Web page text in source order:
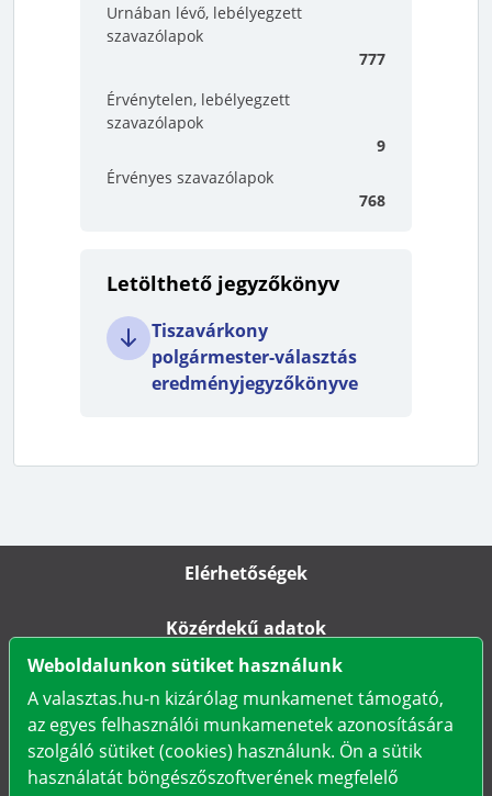
Urnában lévő, lebélyegzett
szavazólapok
777
Érvénytelen, lebélyegzett
szavazólapok
9
Érvényes szavazólapok
768
Letölthető jegyzőkönyv
Tiszavárkony
polgármester-választás
eredményjegyzőkönyve
Elérhetőségek
Közérdekű adatok
Karrier
Weboldalunkon sütiket használunk
A valasztas.hu-n kizárólag munkamenet támogató,
az egyes felhasználói munkamenetek azonosítására
szolgáló sütiket (cookies) használunk. Ön a sütik
használatát böngészőszoftverének megfelelő